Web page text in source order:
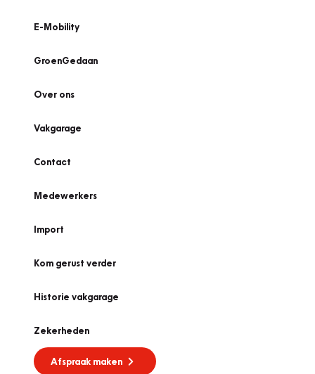
E-Mobility
GroenGedaan
Over ons
Vakgarage
Contact
Medewerkers
Import
Kom gerust verder
Historie vakgarage
Zekerheden
Afspraak maken